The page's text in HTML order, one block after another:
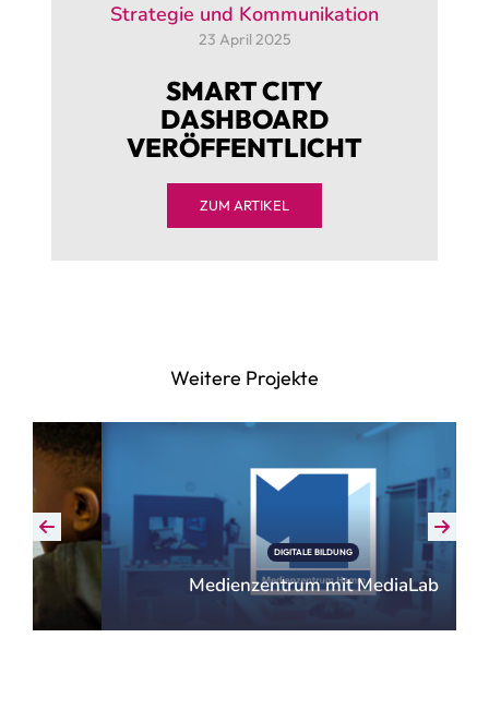
Strategie und Kommunikation
23 April 2025
SMART CITY
DASHBOARD
VERÖFFENTLICHT
ZUM ARTIKEL
Weitere Projekte
DIGITALE BILDUNG
Medienzentrum mit MediaLab